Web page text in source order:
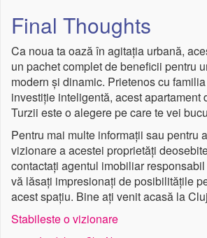
Final Thoughts
Ca noua ta oază în agitația urbană,
un pachet complet de beneficii pentru
modern și dinamic. Prietenos cu
investiție inteligentă, acest apartament
Turzii este o alegere pe care te vei
Pentru mai multe informații sau pentru
vizionare a acestei proprietăți
contactați agentul imobiliar
vă lăsați impresionați de posibilitățile
acest spațiu. Bine ați venit acasă la
Stabileste o vizionare